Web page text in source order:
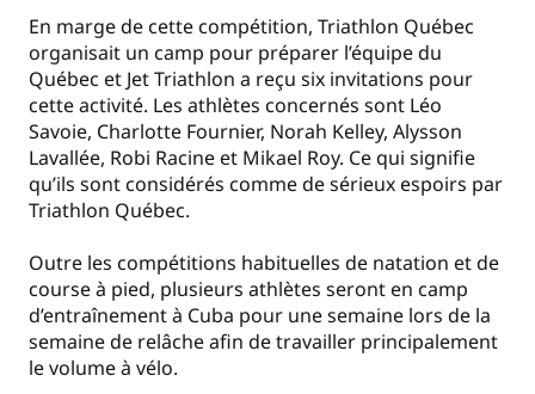
En marge de cette compétition, Triathlon Québec
organisait un camp pour préparer l’équipe du
Québec et Jet Triathlon a reçu six invitations pour
cette activité. Les athlètes concernés sont Léo
Savoie, Charlotte Fournier, Norah Kelley, Alysson
Lavallée, Robi Racine et Mikael Roy. Ce qui signifie
qu’ils sont considérés comme de sérieux espoirs par
Triathlon Québec.
Outre les compétitions habituelles de natation et de
course à pied, plusieurs athlètes seront en camp
d’entraînement à Cuba pour une semaine lors de la
semaine de relâche afin de travailler principalement
le volume à vélo.